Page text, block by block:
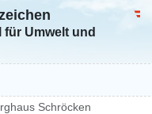
für Umwelt und
Schröcken